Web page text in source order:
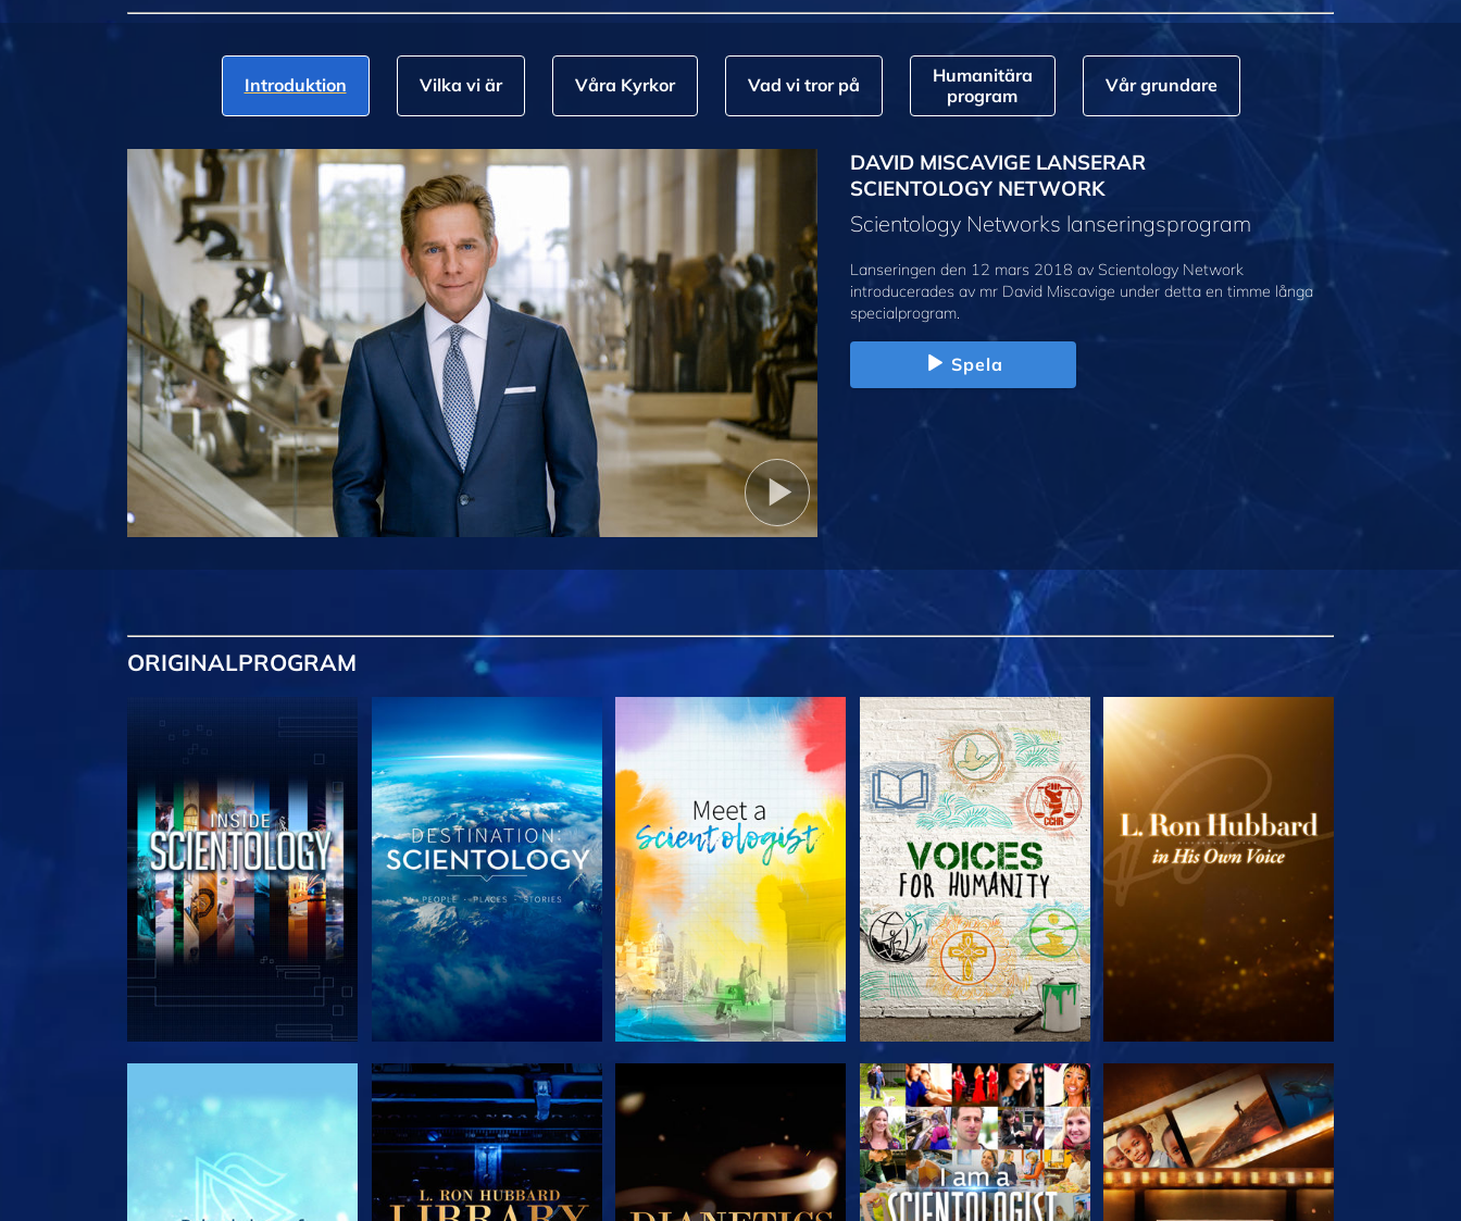
Introduktion Vilka vi är Våra Kyrkor Vad vi tror på
Humanitära
program
Vår grundare
DAVID MISCAVIGE LANSERAR
SCIENTOLOGY NETWORK
Scientology Networks lanseringsprogram
Lanseringen den 12 mars 2018 av Scientology Network
introducerades av mr David Miscavige under detta en timme långa
specialprogram.
Spela
ORIGINALPROGRAM
UTFORSKA SERIEN UTFORSKA SERIEN UTFORSKA SERIEN UTFORSKA SERIEN UTFORSKA SERIEN